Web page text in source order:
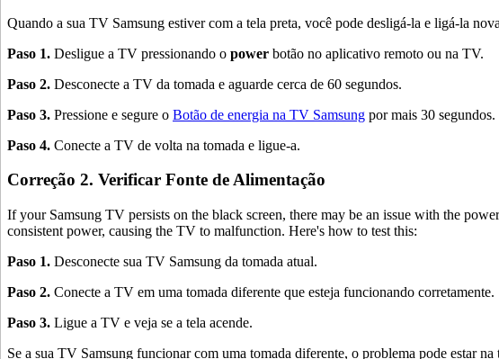
Quando a sua TV Samsung estiver com a tela preta, você pode desligá-la e ligá-la
Paso 1. Desligue a TV pressionando o power botão no aplicativo remoto ou na TV.
Paso 2. Desconecte a TV da tomada e aguarde cerca de 60 segundos.
Paso 3. Pressione e segure o Botão de energia na TV Samsung por mais 30 segundos.
Paso 4. Conecte a TV de volta na tomada e ligue-a.
Correção 2. Verificar Fonte de Alimentação
If your Samsung TV persists on the black screen, there may be an issue with the
consistent power, causing the TV to malfunction. Here's how to test this:
Paso 1. Desconecte sua TV Samsung da tomada atual.
Paso 2. Conecte a TV em uma tomada diferente que esteja funcionando corretamente.
Paso 3. Ligue a TV e veja se a tela acende.
Se a sua TV Samsung funcionar com uma tomada diferente, o problema pode estar